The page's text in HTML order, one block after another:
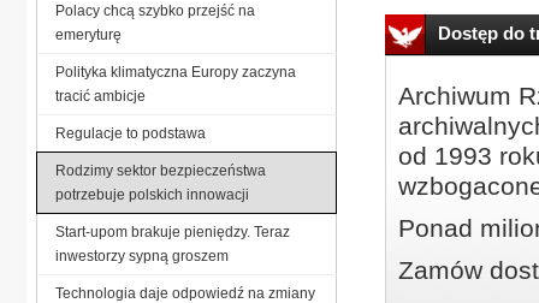
Dostęp do
Archiwum
od 1993
Ponad
Zamów
Polacy chcą szybko przejść na
emeryturę
Polityka klimatyczna Europy zaczyna
tracić ambicje
Regulacje to podstawa
Rodzimy sektor bezpieczeństwa
potrzebuje polskich innowacji
Start-upom brakuje pieniędzy. Teraz
inwestorzy sypną groszem
Technologia daje odpowiedź na zmiany